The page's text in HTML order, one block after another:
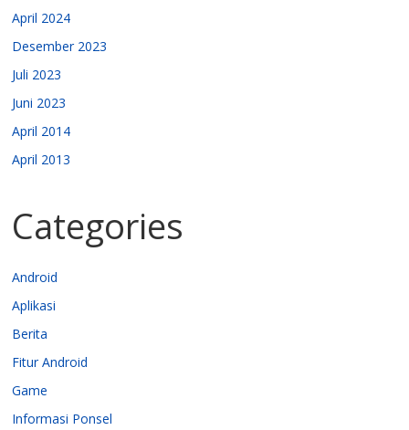
April 2024
Desember 2023
Juli 2023
Juni 2023
April 2014
April 2013
Categories
Android
Aplikasi
Berita
Fitur Android
Game
Informasi Ponsel